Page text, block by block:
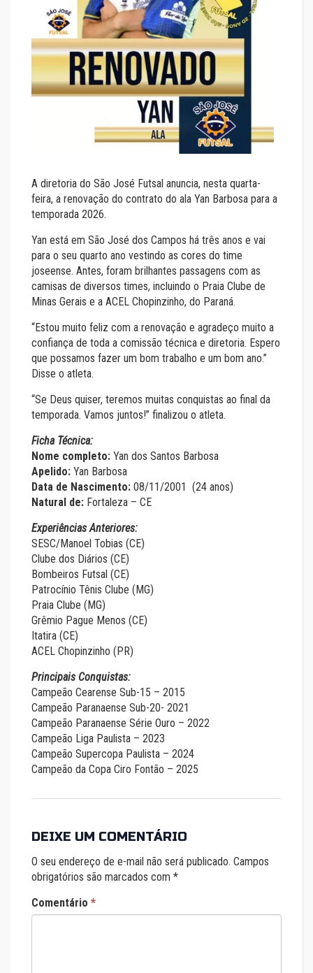
A diretoria do São José Futsal anuncia, nesta quarta-
feira, a renovação do contrato do ala Yan Barbosa para a
temporada 2026.
Yan está em São José dos Campos há três anos e vai
para o seu quarto ano vestindo as cores do time
joseense. Antes, foram brilhantes passagens com as
camisas de diversos times, incluindo o Praia Clube de
Minas Gerais e a ACEL Chopinzinho, do Paraná.
“Estou muito feliz com a renovação e agradeço muito a
confiança de toda a comissão técnica e diretoria. Espero
que possamos fazer um bom trabalho e um bom ano.”
Disse o atleta.
“Se Deus quiser, teremos muitas conquistas ao final da
temporada. Vamos juntos!” finalizou o atleta.
Ficha Técnica:
Nome completo: Yan dos Santos Barbosa
Apelido: Yan Barbosa
Data de Nascimento: 08/11/2001 (24 anos)
Natural de: Fortaleza – CE
Experiências Anteriores:
SESC/Manoel Tobias (CE)
Clube dos Diários (CE)
Bombeiros Futsal (CE)
Patrocínio Tênis Clube (MG)
Praia Clube (MG)
Grêmio Pague Menos (CE)
Itatira (CE)
ACEL Chopinzinho (PR)
Principais Conquistas:
Campeão Cearense Sub-15 – 2015
Campeão Paranaense Sub-20- 2021
Campeão Paranaense Série Ouro – 2022
Campeão Liga Paulista – 2023
Campeão Supercopa Paulista – 2024
Campeão da Copa Ciro Fontão – 2025
DEIXE UM COMENTÁRIO
O seu endereço de e-mail não será publicado. Campos
obrigatórios são marcados com *
Comentário *